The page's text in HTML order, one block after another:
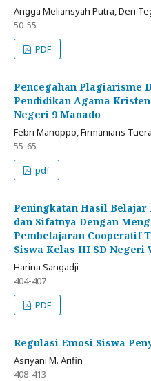
Angga Meliansyah Putra, Deri
50-55
PDF
Pencegahan Plagiarisme
Pendidikan Agama
Negeri 9 Manado
Febri Manoppo, Firmanians
55-65
pdf
Peningkatan Hasil Belajar
dan Sifatnya Dengan
Pembelajaran Cooperatif
Siswa Kelas III SD Negeri
Harina Sangadji
404-407
PDF
Regulasi Emosi Siswa
Asriyani M. Arifin
408-413